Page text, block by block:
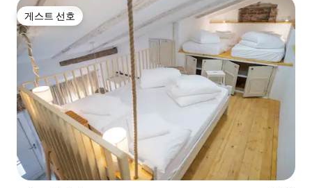
게스트 선호
게스트 선호